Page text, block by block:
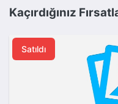
Kaçırdığınız
Satıldı